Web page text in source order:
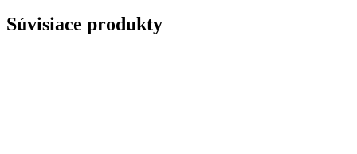
Súvisiace produkty